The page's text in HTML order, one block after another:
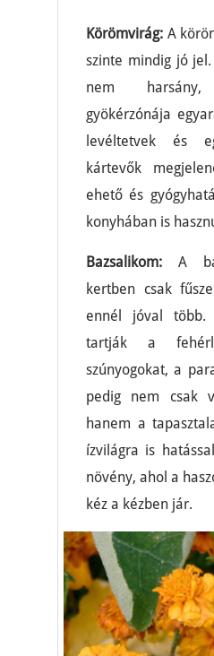
Körömvirág: A
szinte mindig jó
nem
gyökérzónája
levéltetvek és
kártevők
ehető és
konyhában is
Bazsalikom: A
kertben csak
ennél jóval több.
tartják a
szúnyogokat, a
pedig nem csak
hanem a
ízvilágra is
növény, ahol a
kéz a kézben jár.